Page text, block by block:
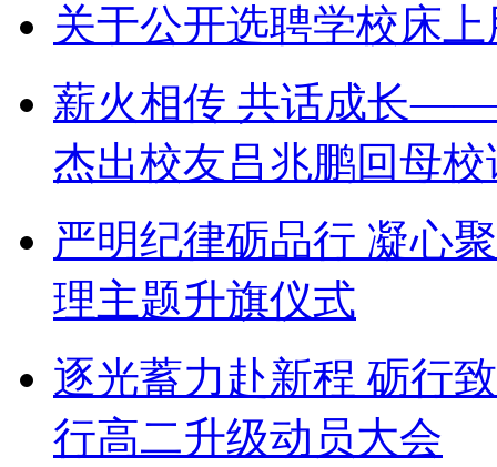
关于公开选聘学校床
薪火相传 共话成长——
杰出校友吕兆鹏回母校
严明纪律砺品行 凝心
理主题升旗仪式
逐光蓄力赴新程 砺行
行高二升级动员大会